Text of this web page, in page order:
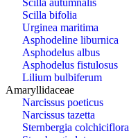
Scilla bifolia
Urginea maritima
Asphodeline liburnica
Asphodelus albus
Asphodelus fistulosus
Lilium bulbiferum
Amaryllidaceae
Narcissus poeticus
Narcissus tazetta
Sternbergia colchiciflora